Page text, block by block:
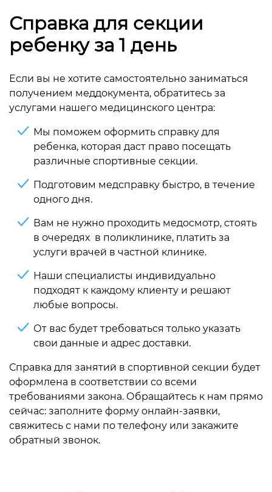
Справка для секции
ребенку за 1 день
Если вы не хотите самостоятельно заниматься
получением меддокумента, обратитесь за
услугами нашего медицинского центра:
Мы поможем оформить справку для
ребенка, которая даст право посещать
различные спортивные секции.
Подготовим медсправку быстро, в течение
одного дня.
Вам не нужно проходить медосмотр, стоять
в очередях в поликлинике, платить за
услуги врачей в частной клинике.
Наши специалисты индивидуально
подходят к каждому клиенту и решают
любые вопросы.
От вас будет требоваться только указать
свои данные и адрес доставки.
Справка для занятий в спортивной секции будет
оформлена в соответствии со всеми
требованиями закона. Обращайтесь к нам прямо
сейчас: заполните форму онлайн-заявки,
свяжитесь с нами по телефону или закажите
обратный звонок.